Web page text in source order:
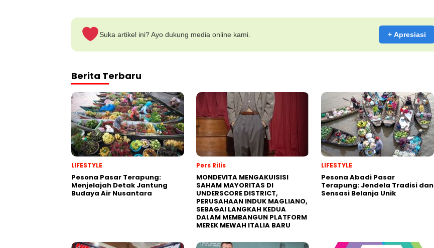
Suka artikel ini? Ayo dukung media online kami. + Apresiasi
Berita Terbaru
LIFESTYLE
Pesona Pasar Terapung:
Menjelajah Detak Jantung
Budaya Air Nusantara
Pers Rilis
MONDEVITA MENGAKUISISI
SAHAM MAYORITAS DI
UNDERSCORE DISTRICT,
PERUSAHAAN INDUK MAGLIANO,
SEBAGAI LANGKAH KEDUA
DALAM MEMBANGUN PLATFORM
MEREK MEWAH ITALIA BARU
LIFESTYLE
Pesona Abadi Pasar
Terapung: Jendela Tradisi dan
Sensasi Belanja Unik